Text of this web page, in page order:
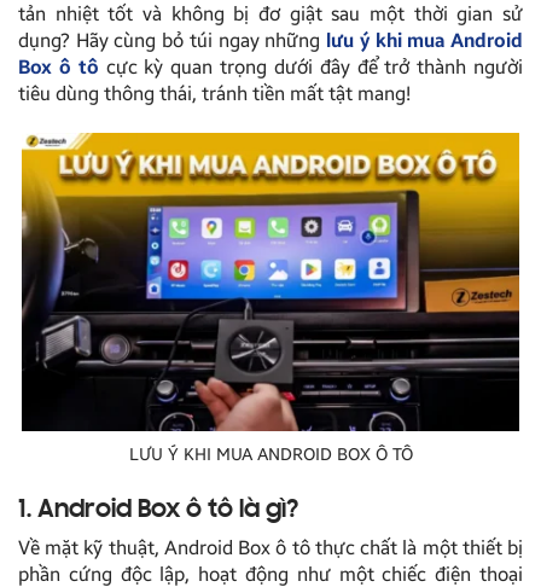
tản nhiệt tốt và không bị đơ giật sau một thời gian sử
dụng? Hãy cùng bỏ túi ngay những lưu ý khi mua Android
Box ô tô cực kỳ quan trọng dưới đây để trở thành người
tiêu dùng thông thái, tránh tiền mất tật mang!
LƯU Ý KHI MUA ANDROID BOX Ô TÔ
1. Android Box ô tô là gì?
Về mặt kỹ thuật, Android Box ô tô thực chất là một thiết bị
phần cứng độc lập, hoạt động như một chiếc điện thoại